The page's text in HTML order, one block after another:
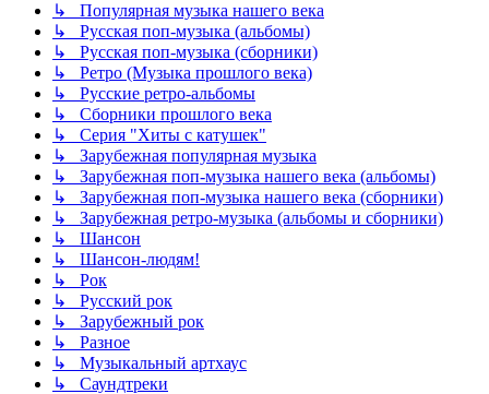
↳ Популярная музыка нашего века
↳ Русская поп-музыка (альбомы)
↳ Русская поп-музыка (сборники)
↳ Ретро (Музыка прошлого века)
↳ Русские ретро-альбомы
↳ Сборники прошлого века
↳ Серия "Хиты с катушек"
↳ Зарубежная популярная музыка
↳ Зарубежная поп-музыка нашего века (альбомы)
↳ Зарубежная поп-музыка нашего века (сборники)
↳ Зарубежная ретро-музыка (альбомы и сборники)
↳ Шансон
↳ Шансон-людям!
↳ Рок
↳ Русский рок
↳ Зарубежный рок
↳ Разное
↳ Музыкальный артхаус
↳ Саундтреки